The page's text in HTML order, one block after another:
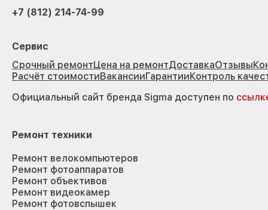
+7 (812) 214-74-99
Сервис
Срочный ремонтЦена на ремонтДоставкаОтзывы
Расчёт стоимостиВакансииГарантииКонтроль
Официальный сайт бренда Sigma доступен по
Ремонт техники
Ремонт велокомпьютеров
Ремонт фотоаппаратов
Ремонт объективов
Ремонт видеокамер
Ремонт фотовспышек